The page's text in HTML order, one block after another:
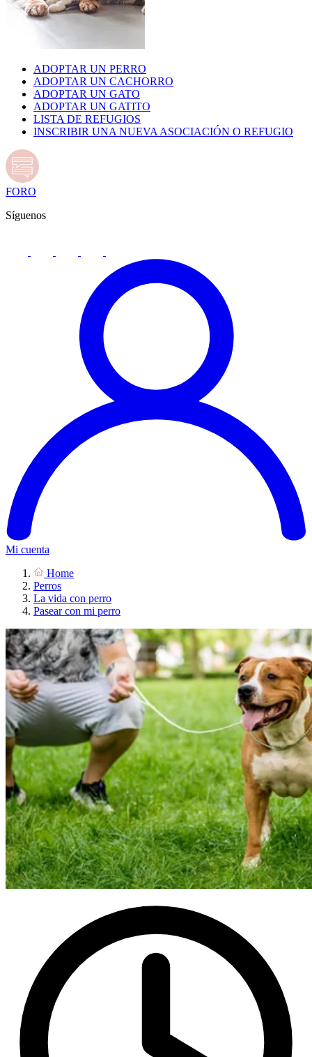
ADOPTAR UN PERRO
ADOPTAR UN CACHORRO
ADOPTAR UN GATO
ADOPTAR UN GATITO
LISTA DE REFUGIOS
INSCRIBIR UNA NUEVA ASOCIACIÓN O REFUGIO
FORO
Síguenos
Mi cuenta
Home
Perros
La vida con perro
Pasear con mi perro